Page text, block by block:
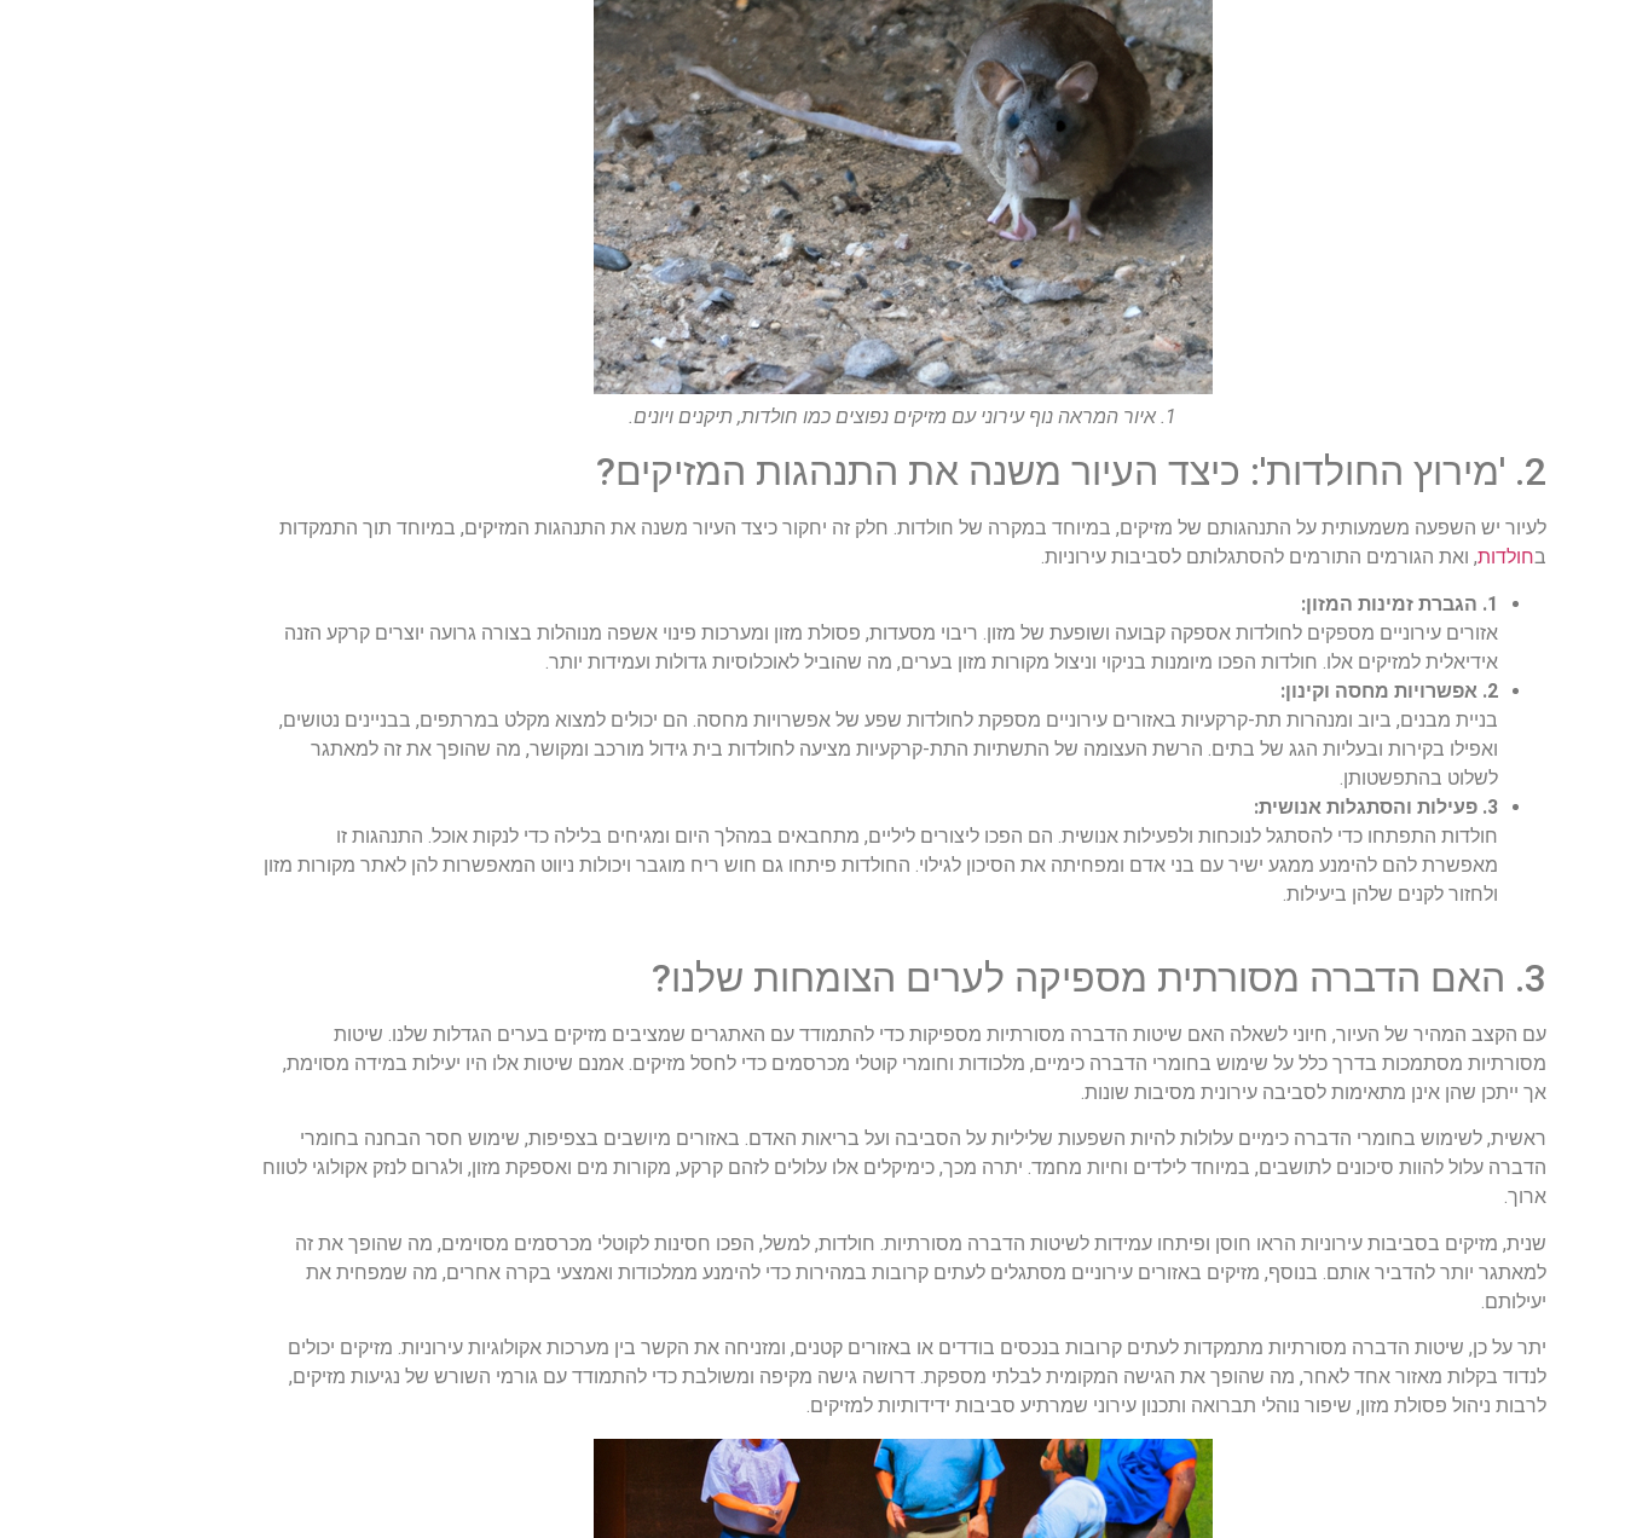
1. איור המראה נוף עירוני עם מזיקים נפוצים כמו חולדות, תיקנים ויונים.
2. 'מירוץ החולדות': כיצד העיור משנה את התנהגות המזיקים?
לעיור יש השפעה משמעותית על התנהגותם של מזיקים, במיוחד במקרה של חולדות. חלק זה יחקור כיצד העיור משנה את התנהגות המזיקים, במיוחד תוך התמקדות
בחולדות, ואת הגורמים התורמים להסתגלותם לסביבות עירוניות.
1. הגברת זמינות המזון:
אזורים עירוניים מספקים לחולדות אספקה קבועה ושופעת של מזון. ריבוי מסעדות, פסולת מזון ומערכות פינוי אשפה מנוהלות בצורה גרועה יוצרים קרקע הזנה
אידיאלית למזיקים אלו. חולדות הפכו מיומנות בניקוי וניצול מקורות מזון בערים, מה שהוביל לאוכלוסיות גדולות ועמידות יותר.
2. אפשרויות מחסה וקינון:
בניית מבנים, ביוב ומנהרות תת-קרקעיות באזורים עירוניים מספקת לחולדות שפע של אפשרויות מחסה. הם יכולים למצוא מקלט במרתפים, בבניינים נטושים,
ואפילו בקירות ובעליות הגג של בתים. הרשת העצומה של התשתיות התת-קרקעיות מציעה לחולדות בית גידול מורכב ומקושר, מה שהופך את זה למאתגר
לשלוט בהתפשטותן.
3. פעילות והסתגלות אנושית:
חולדות התפתחו כדי להסתגל לנוכחות ולפעילות אנושית. הם הפכו ליצורים ליליים, מתחבאים במהלך היום ומגיחים בלילה כדי לנקות אוכל. התנהגות זו
מאפשרת להם להימנע ממגע ישיר עם בני אדם ומפחיתה את הסיכון לגילוי. החולדות פיתחו גם חוש ריח מוגבר ויכולות ניווט המאפשרות להן לאתר מקורות מזון
ולחזור לקנים שלהן ביעילות.
3. האם הדברה מסורתית מספיקה לערים הצומחות שלנו?
עם הקצב המהיר של העיור, חיוני לשאלה האם שיטות הדברה מסורתיות מספיקות כדי להתמודד עם האתגרים שמציבים מזיקים בערים הגדלות שלנו. שיטות
מסורתיות מסתמכות בדרך כלל על שימוש בחומרי הדברה כימיים, מלכודות וחומרי קוטלי מכרסמים כדי לחסל מזיקים. אמנם שיטות אלו היו יעילות במידה מסוימת,
אך ייתכן שהן אינן מתאימות לסביבה עירונית מסיבות שונות.
ראשית, לשימוש בחומרי הדברה כימיים עלולות להיות השפעות שליליות על הסביבה ועל בריאות האדם. באזורים מיושבים בצפיפות, שימוש חסר הבחנה בחומרי
הדברה עלול להוות סיכונים לתושבים, במיוחד לילדים וחיות מחמד. יתרה מכך, כימיקלים אלו עלולים לזהם קרקע, מקורות מים ואספקת מזון, ולגרום לנזק אקולוגי לטווח
ארוך.
שנית, מזיקים בסביבות עירוניות הראו חוסן ופיתחו עמידות לשיטות הדברה מסורתיות. חולדות, למשל, הפכו חסינות לקוטלי מכרסמים מסוימים, מה שהופך את זה
למאתגר יותר להדביר אותם. בנוסף, מזיקים באזורים עירוניים מסתגלים לעתים קרובות במהירות כדי להימנע ממלכודות ואמצעי בקרה אחרים, מה שמפחית את
יעילותם.
יתר על כן, שיטות הדברה מסורתיות מתמקדות לעתים קרובות בנכסים בודדים או באזורים קטנים, ומזניחה את הקשר בין מערכות אקולוגיות עירוניות. מזיקים יכולים
לנדוד בקלות מאזור אחד לאחר, מה שהופך את הגישה המקומית לבלתי מספקת. דרושה גישה מקיפה ומשולבת כדי להתמודד עם גורמי השורש של נגיעות מזיקים,
לרבות ניהול פסולת מזון, שיפור נוהלי תברואה ותכנון עירוני שמרתיע סביבות ידידותיות למזיקים.